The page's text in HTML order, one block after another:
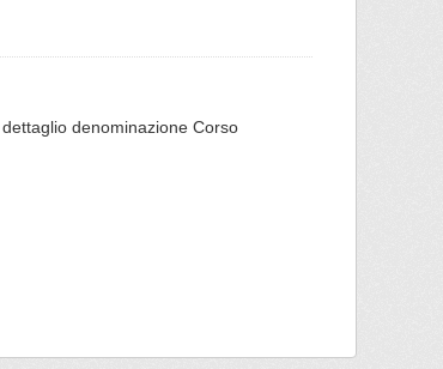
denominazione Corso